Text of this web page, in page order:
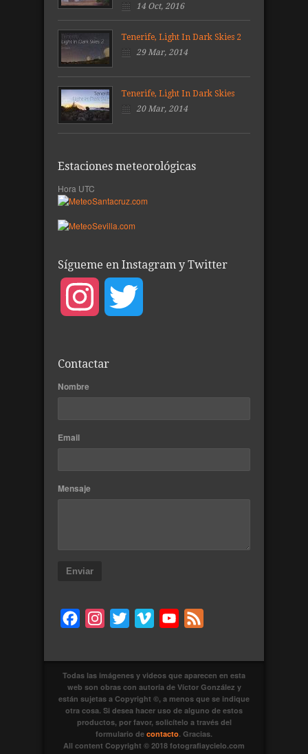
14 Oct, 2016
Tenerife, Light In Dark Skies 2
29 Mar, 2014
Tenerife, Light In Dark Skies
20 Mar, 2014
Estaciones meteorológicas
Hora UTC
Sígueme en Instagram y Twitter
Instagram
Contactar
Nombre
Email
Mensaje
Enviar
FacebookInstagram
Twitter Vimeo YouTube
Todas las imágenes y videos que aparecen en esta
web son obras con autoría de Víctor González y
están sujetas a Copyright ©, a menos que se indique
otra cosa. Si desea hacer uso de alguno de estos
productos, por favor, solicítelo a través del
formulario de contacto. Gracias.
All content Copyright © 2018 fotografiaycielo.com